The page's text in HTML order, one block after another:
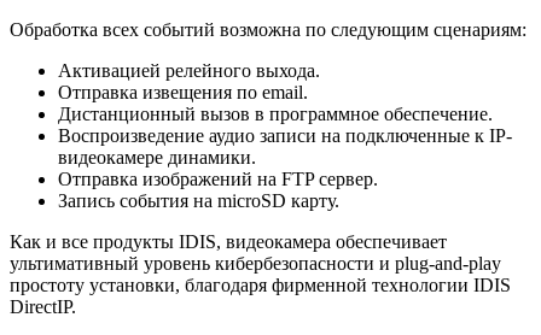
Обработка всех событий возможна по следующим сценариям:
Активацией релейного выхода.
Отправка извещения по email.
Дистанционный вызов в программное обеспечение.
Воспроизведение аудио записи на подключенные к IP-
видеокамере динамики.
Отправка изображений на FTP сервер.
Запись события на microSD карту.
Как и все продукты IDIS, видеокамера обеспечивает
ультимативный уровень кибербезопасности и plug-and-play
простоту установки, благодаря фирменной технологии IDIS
DirectIP.